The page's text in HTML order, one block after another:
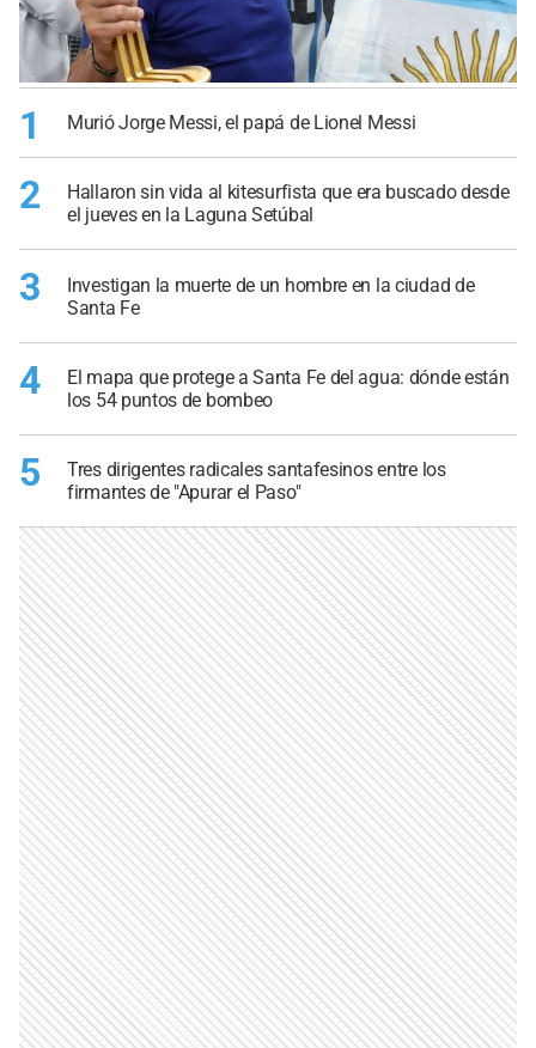
1 Murió Jorge Messi, el papá de Lionel Messi
2
Hallaron sin vida al kitesurfista que era buscado desde
el jueves en la Laguna Setúbal
3
Investigan la muerte de un hombre en la ciudad de
Santa Fe
4
El mapa que protege a Santa Fe del agua: dónde están
los 54 puntos de bombeo
5
Tres dirigentes radicales santafesinos entre los
firmantes de "Apurar el Paso"